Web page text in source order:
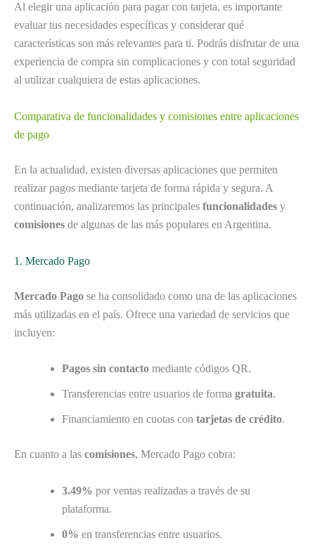
Al elegir una aplicación para pagar con tarjeta, es importante
evaluar tus necesidades específicas y considerar qué
características son más relevantes para ti. Podrás disfrutar de una
experiencia de compra sin complicaciones y con total seguridad
al utilizar cualquiera de estas aplicaciones.
Comparativa de funcionalidades y comisiones entre aplicaciones
de pago
En la actualidad, existen diversas aplicaciones que permiten
realizar pagos mediante tarjeta de forma rápida y segura. A
continuación, analizaremos las principales funcionalidades y
comisiones de algunas de las más populares en Argentina.
1. Mercado Pago
Mercado Pago se ha consolidado como una de las aplicaciones
más utilizadas en el país. Ofrece una variedad de servicios que
incluyen:
Pagos sin contacto mediante códigos QR.
Transferencias entre usuarios de forma gratuita.
Financiamiento en cuotas con tarjetas de crédito.
En cuanto a las comisiones, Mercado Pago cobra:
3.49% por ventas realizadas a través de su
plataforma.
0% en transferencias entre usuarios.